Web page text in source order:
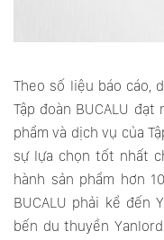
Theo số liệu báo cáo,
Tập đoàn BUCALU
phẩm và dịch vụ của
sự lựa chọn tốt nhất
hành sản phẩm hơn
BUCALU phải kể đến
bến du thuyền